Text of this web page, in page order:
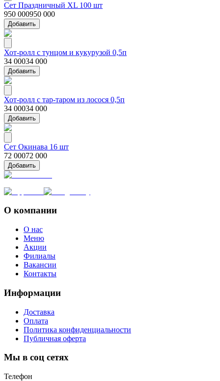
Сет Праздничный XL 100 шт
950 000950 000
Добавить
Хот-ролл с тунцом и кукурузой 0,5п
34 00034 000
Добавить
Хот-ролл с тар-таром из лосося 0,5п
34 00034 000
Добавить
Сет Окинава 16 шт
72 00072 000
Добавить
О компании
О нас
Меню
Акции
Филиалы
Вакансии
Контакты
Информации
Доставка
Оплата
Политика конфиденциальности
Публичная оферта
Мы в соц сетях
Телефон